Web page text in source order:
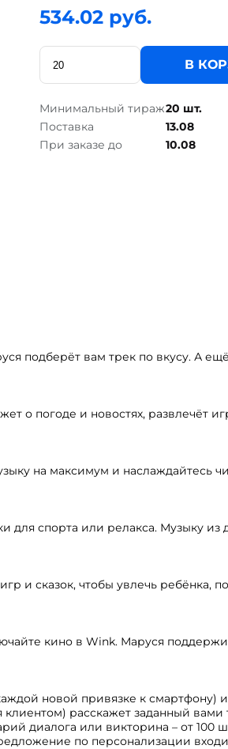
534.02 руб.
В
Минимальный тираж20 шт.
Поставка
13.08
При заказе до
10.08
подберёт вам трек по вкусу. А
о погоде и новостях, развлечёт
на максимум и наслаждайтесь
спорта или релакса. Музыку из
и сказок, чтобы увлечь ребёнка,
кино в Wink. Маруся
новой привязке к смартфону)
расскажет заданный вами
диалога или викторина – от 100
по персонализации